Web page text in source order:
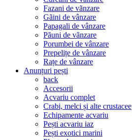
Fazani de vãnzare
Gãini de vânzare
Papagali de vânzare
Pãuni de vãnzare
Porumbei de vânzare
Prepelițe de vânzare
Rațe de vânzare
Anunțuri pești
back
Accesorii
Acvariu complet
Crabi, melci și alte crustacee
Echipamente acvariu
Pești acvariu iaz
Pești exotici marini